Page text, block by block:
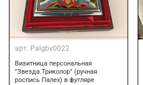
арт. Palgbv0022
Визитница персональная
"Звезда.Триколор" (ручная
роспись Палех) в футляре